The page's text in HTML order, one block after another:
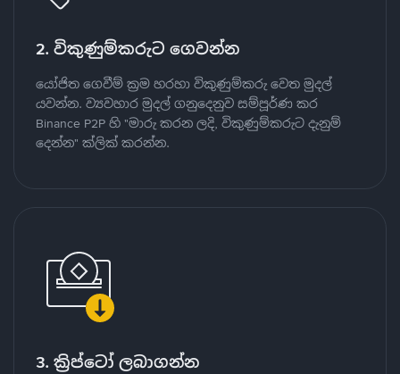
2. විකුණුම්කරුට ගෙවන්න
යෝජිත ගෙවීම් ක්‍රම හරහා විකුණුම්කරු වෙත මුදල්
යවන්න. ව්‍යවහාර මුදල් ගනුදෙනුව සම්පූර්ණ කර
Binance P2P හි "මාරු කරන ලදි, විකුණුම්කරුට දැනුම්
දෙන්න" ක්ලික් කරන්න.
3. ක්‍රිප්ටෝ ලබාගන්න